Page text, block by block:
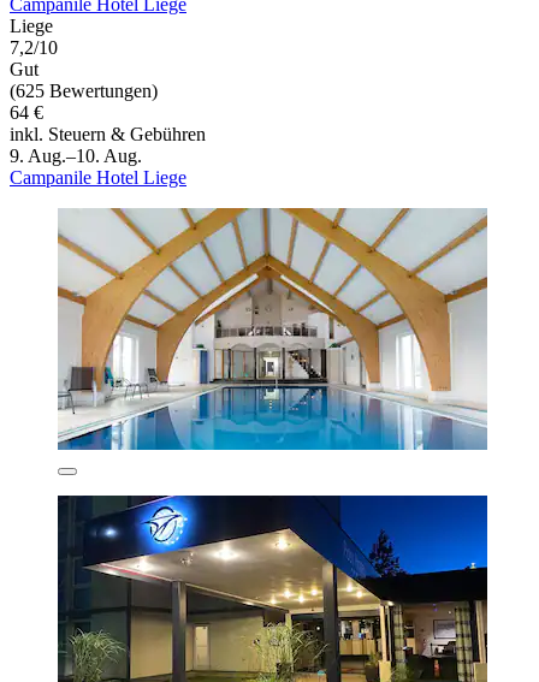
Campanile Hotel Liege
Liege
7,2/10
Gut
(625 Bewertungen)
64 €
inkl. Steuern & Gebühren
9. Aug.–10. Aug.
Campanile Hotel Liege